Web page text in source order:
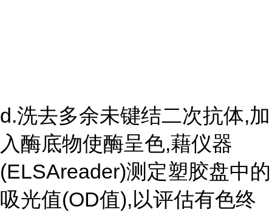
d.洗去多余未键结二次抗体,加
入酶底物使酶呈色,藉仪器
(ELSAreader)测定塑胶盘中的
吸光值(OD值),以评估有色终